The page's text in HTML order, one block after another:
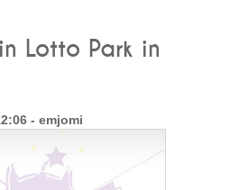
Lotto Park in
- emjomi